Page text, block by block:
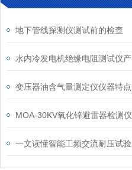
地下管线探测仪测试前的检查
变压器油含气量测定仪仪器特点
MOA-30KV氧化锌避雷器检测仪